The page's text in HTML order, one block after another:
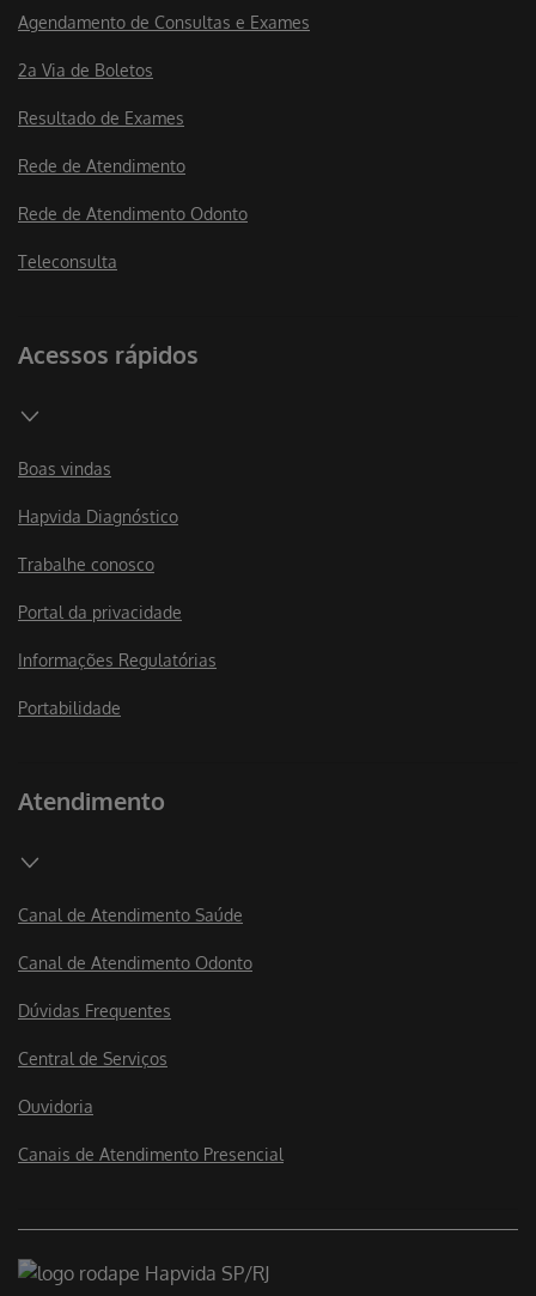
Agendamento de Consultas e Exames
2a Via de Boletos
Resultado de Exames
Rede de Atendimento
Rede de Atendimento Odonto
Teleconsulta
Acessos rápidos
Boas vindas
Hapvida Diagnóstico
Trabalhe conosco
Portal da privacidade
Informações Regulatórias
Portabilidade
Atendimento
Canal de Atendimento Saúde
Canal de Atendimento Odonto
Dúvidas Frequentes
Central de Serviços
Ouvidoria
Canais de Atendimento Presencial